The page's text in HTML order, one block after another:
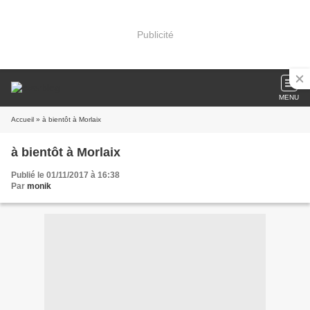
Publicité
MENU
Accueil » à bientôt à Morlaix
à bientôt à Morlaix
Publié le 01/11/2017 à 16:38
Par monik